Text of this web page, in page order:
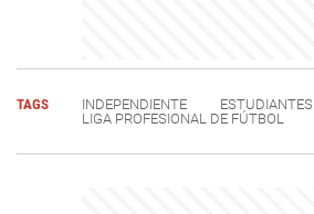
TAGS INDEPENDIENTE
ESTUDIANTES
LIGA PROFESIONAL DE FÚTBOL